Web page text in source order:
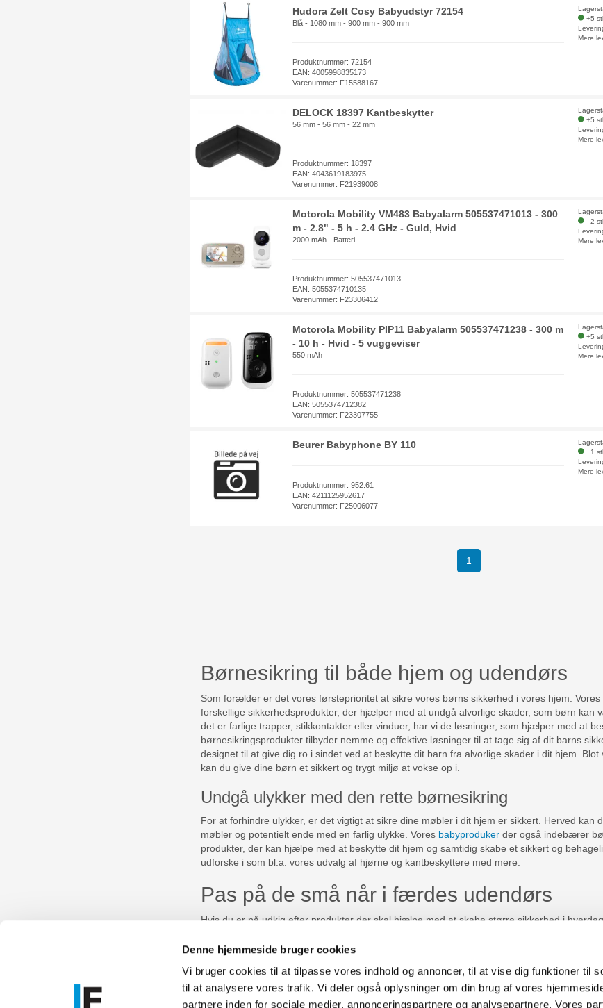
Denne hjemmeside bruger cookies
Vi bruger cookies til at tilpasse vores indhold og annoncer, til at vise dig funktioner til
til at analysere vores trafik. Vi deler også oplysninger om din brug af vores
partnere inden for sociale medier, annonceringspartnere og analysepartnere. Vores
Hudora Zelt Cosy Babyudstyr 72154
Blå - 1080 mm - 900 mm - 900 mm
Produktnummer: 72154
EAN: 4005998835173
Varenummer: F15588167
+5
Mere
DELOCK 18397 Kantbeskytter
56 mm - 56 mm - 22 mm
Produktnummer: 18397
EAN: 4043619183975
Varenummer: F21939008
+5
Mere
Motorola Mobility VM483 Babyalarm 505537471013 - 300
m - 2.8" - 5 h - 2.4 GHz - Guld, Hvid
2000 mAh - Batteri
Produktnummer: 505537471013
EAN: 5055374710135
Varenummer: F23306412
2
Mere
Motorola Mobility PIP11 Babyalarm 505537471238 - 300 m
- 10 h - Hvid - 5 vuggeviser
550 mAh
Produktnummer: 505537471238
EAN: 5055374712382
Varenummer: F23307755
+5
Mere
Beurer Babyphone BY 110
Produktnummer: 952.61
EAN: 4211125952617
Varenummer: F25006077
1
Mere
1
Børnesikring til både hjem og udendørs
Som forælder er det vores førsteprioritet at sikre vores børns sikkerhed i vores hjem.
forskellige sikkerhedsprodukter, der hjælper med at undgå alvorlige skader, som børn kan
det er farlige trapper, stikkontakter eller vinduer, har vi de løsninger, som hjælper med at
børnesikringsprodukter tilbyder nemme og effektive løsninger til at tage sig af dit barns
designet til at give dig ro i sindet ved at beskytte dit barn fra alvorlige skader i dit hjem.
kan du give dine børn et sikkert og trygt miljø at vokse op i.
Undgå ulykker med den rette børnesikring
For at forhindre ulykker, er det vigtigt at sikre dine møbler i dit hjem er sikkert. Herved kan
møbler og potentielt ende med en farlig ulykke. Vores babyprodukerder også indebærer
produkter, der kan hjælpe med at beskytte dit hjem og samtidig skabe et sikkert og
udforske i som bl.a. vores udvalg af hjørne og kantbeskyttere med mere.
Pas på de små når i færdes udendørs
Hvis du er på udkig efter produkter der skal hjælpe med at skabe større sikkerhed i
der er mørkt udenfor så i kan færdes sikkert i trafikken. Skab en tryggere hverdag med
Føniks Computer Aarhus Generelle henvendelser: